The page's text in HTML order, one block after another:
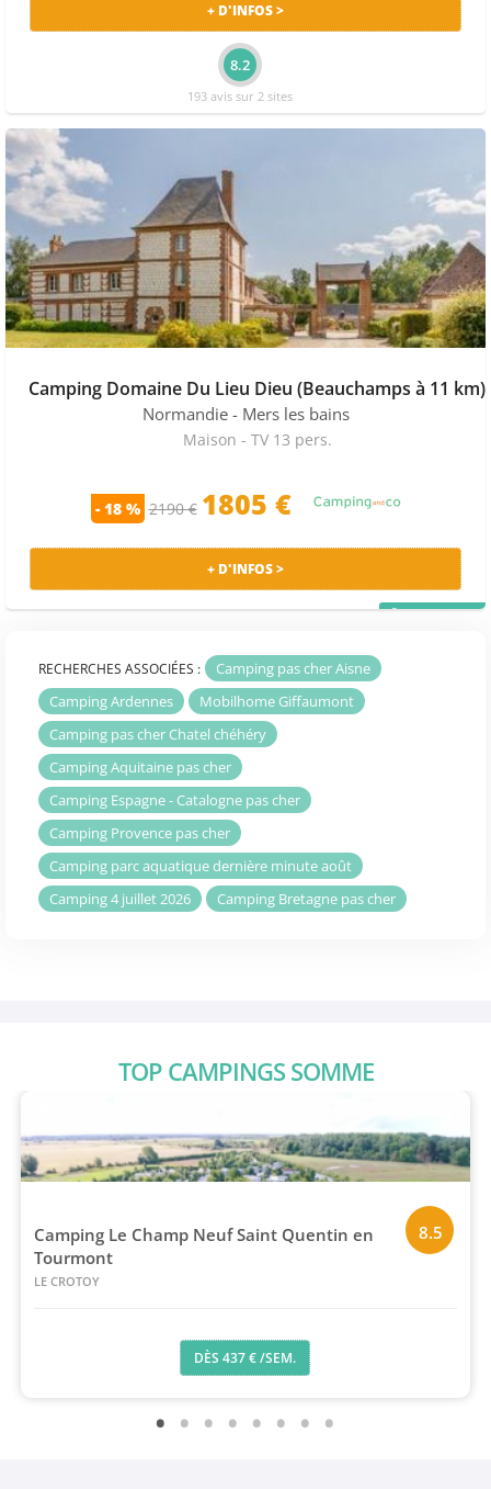
+ D'INFOS >
8.2
193 avis sur 2 sites
Camping Domaine Du Lieu Dieu (Beauchamps à 11 km)
Normandie - Mers les bains
Maison - TV 13 pers.
- 18 % 2190 € 1805 €
+ D'INFOS >
RECHERCHES ASSOCIÉES :
Camping pas cher Aisne
Camping Ardennes
Mobilhome Giffaumont
Camping pas cher Chatel chéhéry
Camping Aquitaine pas cher
Camping Espagne - Catalogne pas cher
Camping Provence pas cher
Camping parc aquatique dernière minute août
Camping 4 juillet 2026
Camping Bretagne pas cher
TOP CAMPINGS SOMME
DÈS 437 € /SEM.
Camping Le Champ Neuf Saint Quentin en
Tourmont
LE CROTOY
8.5